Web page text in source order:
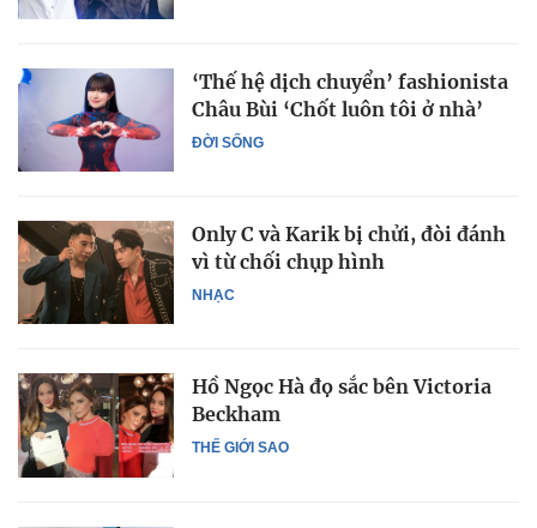
ĐỜI SỐNG
‘Thế hệ dịch chuyển’ fashionista
Châu Bùi ‘Chốt luôn tôi ở nhà’
NHẠC
Only C và Karik bị chửi, đòi đánh
vì từ chối chụp hình
THẾ GIỚI SAO
Hồ Ngọc Hà đọ sắc bên Victoria
Beckham